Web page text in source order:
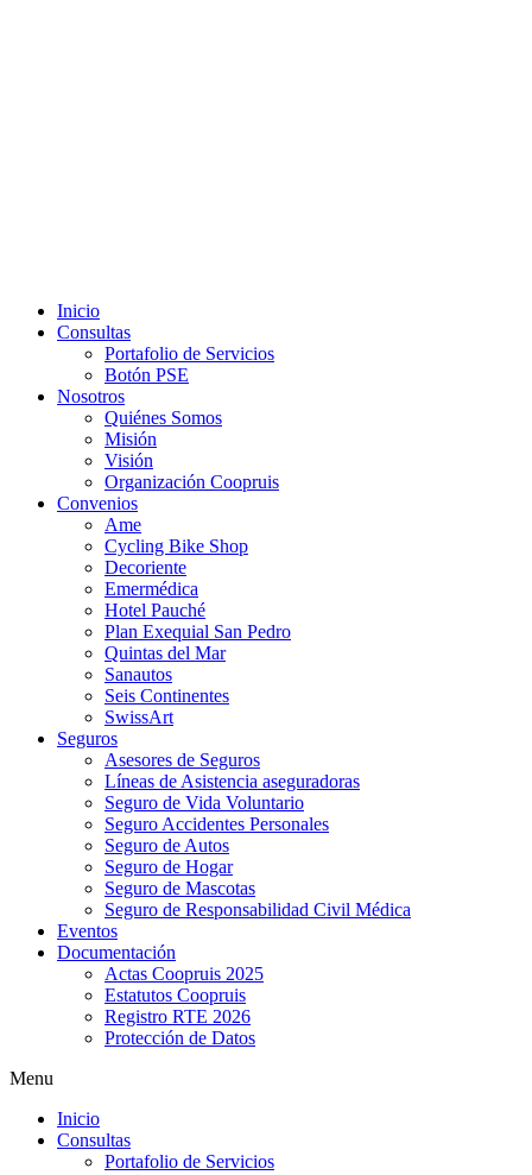
Inicio
Consultas
Portafolio de Servicios
Botón PSE
Nosotros
Quiénes Somos
Misión
Visión
Organización Coopruis
Convenios
Ame
Cycling Bike Shop
Decoriente
Emermédica
Hotel Pauché
Plan Exequial San Pedro
Quintas del Mar
Sanautos
Seis Continentes
SwissArt
Seguros
Asesores de Seguros
Líneas de Asistencia aseguradoras
Seguro de Vida Voluntario
Seguro Accidentes Personales
Seguro de Autos
Seguro de Hogar
Seguro de Mascotas
Seguro de Responsabilidad Civil Médica
Eventos
Documentación
Actas Coopruis 2025
Estatutos Coopruis
Registro RTE 2026
Protección de Datos
Menu
Inicio
Consultas
Portafolio de Servicios